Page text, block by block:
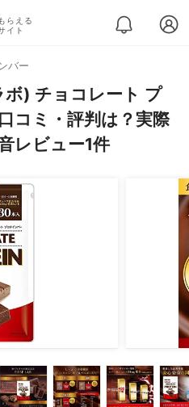
らえる
イト
バー
) チョコレート プ
コミ・評判は？実際
レビュー1件